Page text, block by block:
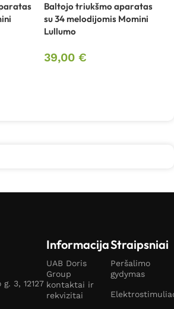
Baltojo triukšmo aparatas
su 34 melodijomis Momini
Lullumo
39,00 €
3, 12127
Informacija
UAB Doris
Group
kontaktai ir
rekvizitai
Straipsniai
Peršalimo
gydymas